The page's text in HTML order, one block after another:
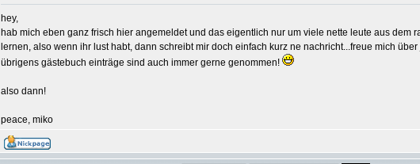
hey,
hab mich eben ganz frisch hier angemeldet und das eigentlich nur um viele nette leute aus dem
lernen, also wenn ihr lust habt, dann schreibt mir doch einfach kurz ne nachricht...freue mich
übrigens gästebuch einträge sind auch immer gerne genommen!
also dann!
peace, miko